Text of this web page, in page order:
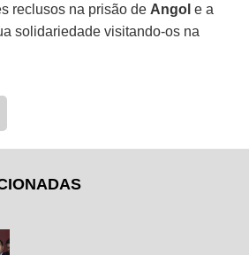
reclusos na prisão de Angole a
solidariedade visitando-os na